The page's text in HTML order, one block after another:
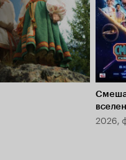
2026,